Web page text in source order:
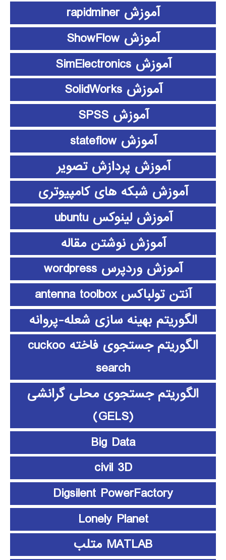
آموزش rapidminer
آموزش ShowFlow
آموزش SimElectronics
آموزش SolidWorks
آموزش SPSS
آموزش stateflow
آموزش پردازش تصویر
آموزش شبکه های کامپیوتری
آموزش لینوکس ubuntu
آموزش نوشتن مقاله
آموزش وردپرس wordpress
آنتن تولباکس antenna toolbox
الگوریتم بهینه سازی شعله-پروانه
الگوریتم جستجوی فاخته cuckoo
search
الگوریتم جستجوی محلی گرانشی
(GELS)
Big Data
civil 3D
Digsilent PowerFactory
Lonely Planet
MATLAB متلب